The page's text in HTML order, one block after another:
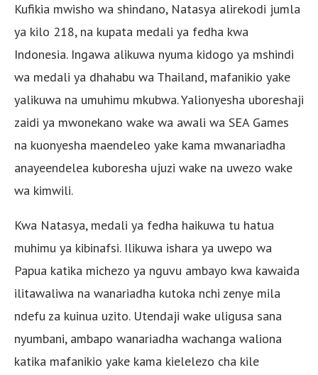
Kufikia mwisho wa shindano, Natasya alirekodi jumla
ya kilo 218, na kupata medali ya fedha kwa
Indonesia. Ingawa alikuwa nyuma kidogo ya mshindi
wa medali ya dhahabu wa Thailand, mafanikio yake
yalikuwa na umuhimu mkubwa. Yalionyesha uboreshaji
zaidi ya mwonekano wake wa awali wa SEA Games
na kuonyesha maendeleo yake kama mwanariadha
anayeendelea kuboresha ujuzi wake na uwezo wake
wa kimwili.
Kwa Natasya, medali ya fedha haikuwa tu hatua
muhimu ya kibinafsi. Ilikuwa ishara ya uwepo wa
Papua katika michezo ya nguvu ambayo kwa kawaida
ilitawaliwa na wanariadha kutoka nchi zenye mila
ndefu za kuinua uzito. Utendaji wake uligusa sana
nyumbani, ambapo wanariadha wachanga waliona
katika mafanikio yake kama kielelezo cha kile